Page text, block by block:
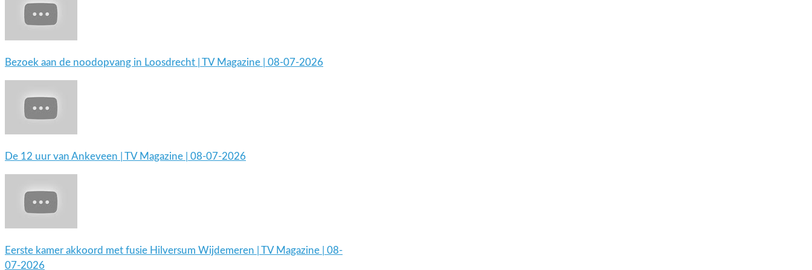
Bezoek aan de noodopvang in Loosdrecht | TV Magazine | 08-07-2026
De 12 uur van Ankeveen | TV Magazine | 08-07-2026
Eerste kamer akkoord met fusie Hilversum Wijdemeren | TV Magazine | 08-
07-2026